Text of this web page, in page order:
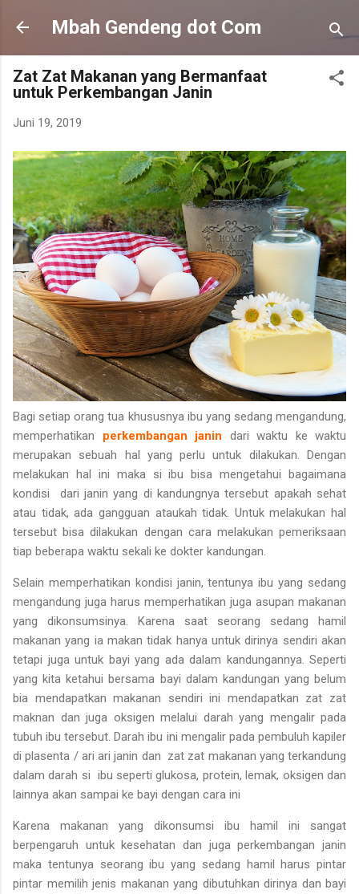
Langsung ke konten utama
Mbah Gendeng dot Com
Zat Zat Makanan yang Bermanfaat
untuk Perkembangan Janin
Juni 19, 2019
Bagi setiap orang tua khususnya ibu yang sedang mengandung,
memperhatikan perkembangan janin dari waktu ke waktu
merupakan sebuah hal yang perlu untuk dilakukan. Dengan
melakukan hal ini maka si ibu bisa mengetahui bagaimana
kondisi dari janin yang di kandungnya tersebut apakah sehat
atau tidak, ada gangguan ataukah tidak. Untuk melakukan hal
tersebut bisa dilakukan dengan cara melakukan pemeriksaan
tiap beberapa waktu sekali ke dokter kandungan.
Selain memperhatikan kondisi janin, tentunya ibu yang sedang
mengandung juga harus memperhatikan juga asupan makanan
yang dikonsumsinya. Karena saat seorang sedang hamil
makanan yang ia makan tidak hanya untuk dirinya sendiri akan
tetapi juga untuk bayi yang ada dalam kandungannya. Seperti
yang kita ketahui bersama bayi dalam kandungan yang belum
bia mendapatkan makanan sendiri ini mendapatkan zat zat
maknan dan juga oksigen melalui darah yang mengalir pada
tubuh ibu tersebut. Darah ibu ini mengalir pada pembuluh kapiler
di plasenta / ari ari janin dan zat zat makanan yang terkandung
dalam darah si ibu seperti glukosa, protein, lemak, oksigen dan
lainnya akan sampai ke bayi dengan cara ini
Karena makanan yang dikonsumsi ibu hamil ini sangat
berpengaruh untuk kesehatan dan juga perkembangan janin
maka tentunya seorang ibu yang sedang hamil harus pintar
pintar memilih jenis makanan yang dibutuhkan dirinya dan bayi